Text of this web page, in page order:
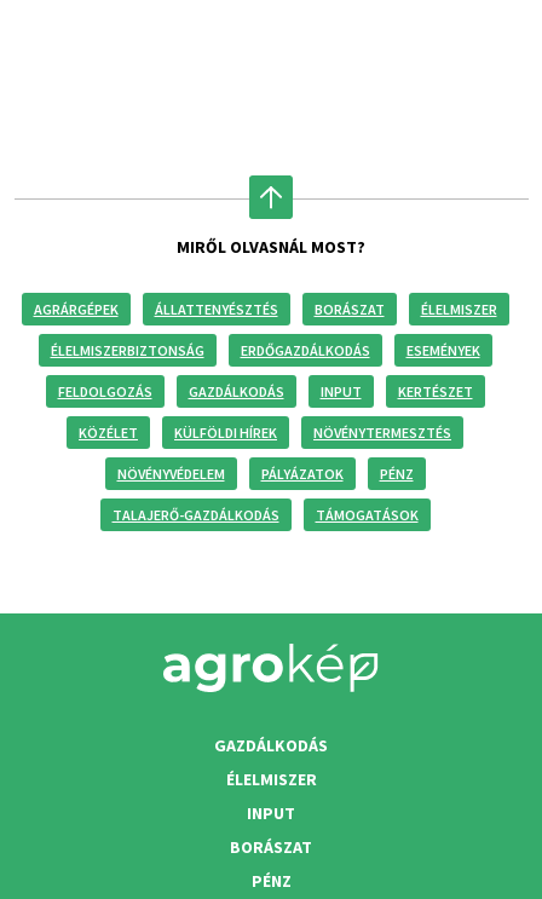
MIRŐL OLVASNÁL MOST?
AGRÁRGÉPEK ÁLLATTENYÉSZTÉS BORÁSZAT ÉLELMISZER
ÉLELMISZERBIZTONSÁG ERDŐGAZDÁLKODÁS ESEMÉNYEK
FELDOLGOZÁS GAZDÁLKODÁS INPUT KERTÉSZET
KÖZÉLET KÜLFÖLDI HÍREK NÖVÉNYTERMESZTÉS
NÖVÉNYVÉDELEM PÁLYÁZATOK PÉNZ
TALAJERŐ-GAZDÁLKODÁS TÁMOGATÁSOK
GAZDÁLKODÁS
ÉLELMISZER
INPUT
BORÁSZAT
PÉNZ